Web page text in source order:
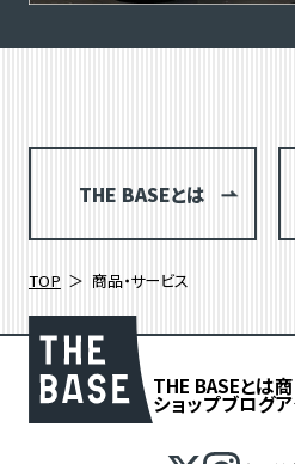
THE BASEとは
TOP 商品・サービス
THE BASEとは
ショップブログ